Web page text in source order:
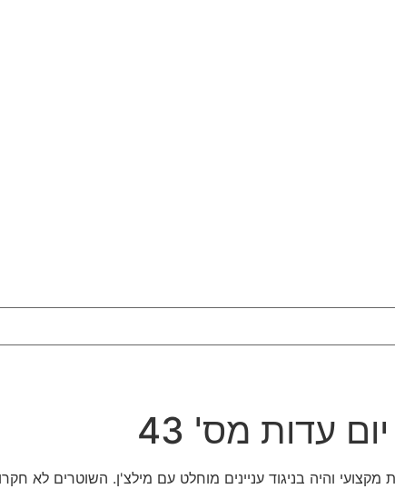
והיה בניגוד עניינים מוחלט עם מילצ'ן. השוטרים לא